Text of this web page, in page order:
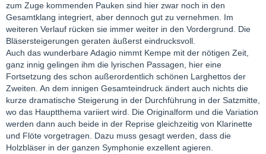
zum Zuge kommenden Pauken sind hier zwar noch in den
Gesamtklang integriert, aber dennoch gut zu vernehmen. Im
weiteren Verlauf rücken sie immer weiter in den Vordergrund. Die
Bläsersteigerungen geraten äußerst eindrucksvoll.
Auch das wunderbare Adagio nimmt Kempe mit der nötigen Zeit,
ganz innig gelingen ihm die lyrischen Passagen, hier eine
Fortsetzung des schon außerordentlich schönen Larghettos der
Zweiten. An dem innigen Gesamteindruck ändert auch nichts die
kurze dramatische Steigerung in der Durchführung in der Satzmitte,
wo das Hauptthema variiert wird. Die Originalform und die Variation
werden dann auch beide in der Reprise gleichzeitig von Klarinette
und Flöte vorgetragen. Dazu muss gesagt werden, dass die
Holzbläser in der ganzen Symphonie exzellent agieren.